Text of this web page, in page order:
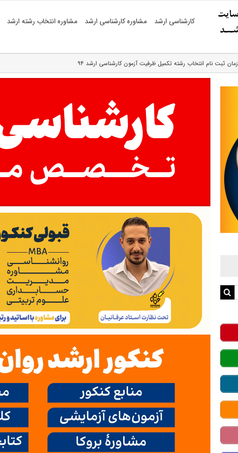
کارشناسی ارشد مشاوره کارشناسی ارشد مشاوره انتخاب رشته ارشد
زمان ثبت نام انتخاب رشته تکمیل ظرفیت آزمون کارشناسی ارشد ۹۴